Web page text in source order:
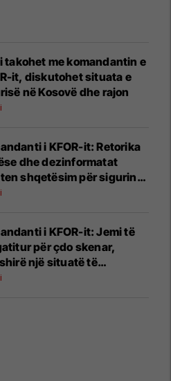
takohet me komandantin e
it, diskutohet situata e
në Kosovë dhe rajon
i KFOR-it: Retorika
dhe dezinformatat
shqetësim për sigurinë
i KFOR-it: Jemi të
për çdo skenar,
një situatë të
me Banjskën